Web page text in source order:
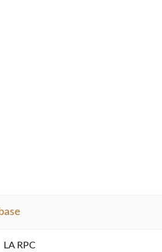
LA RPC